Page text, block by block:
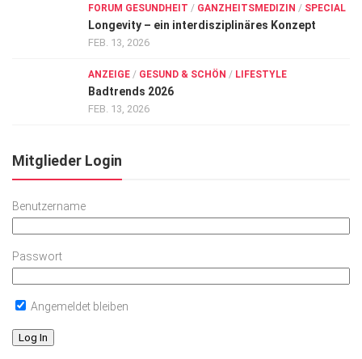
FORUM GESUNDHEIT / GANZHEITSMEDIZIN / SPECIAL
Longevity – ein interdisziplinäres Konzept
FEB. 13, 2026
ANZEIGE / GESUND & SCHÖN / LIFESTYLE
Badtrends 2026
FEB. 13, 2026
Mitglieder Login
Benutzername
Passwort
Angemeldet bleiben